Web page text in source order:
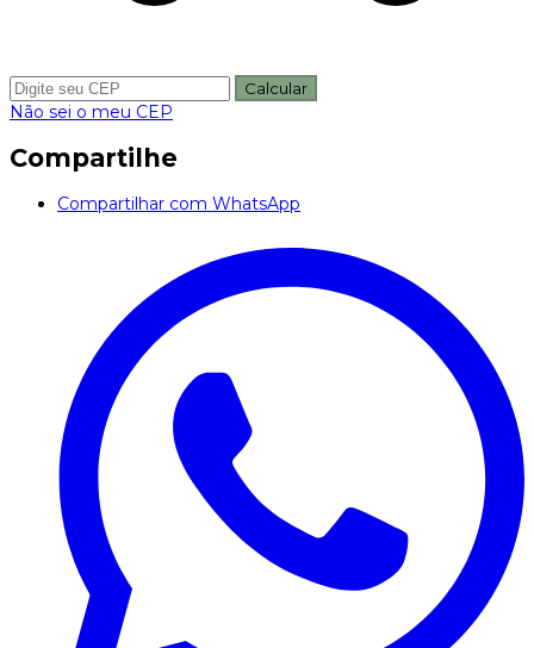
Calcular
Não sei o meu CEP
Compartilhe
Compartilhar com WhatsApp